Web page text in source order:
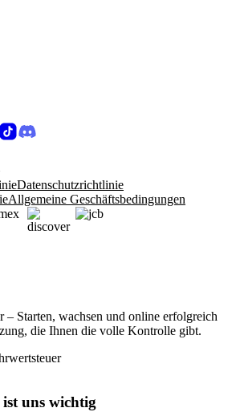
Datenschutzrichtlinie
Allgemeine Geschäftsbedingungen
Starten, wachsen und online erfolgreich
die Ihnen die volle Kontrolle gibt.
uns wichtig